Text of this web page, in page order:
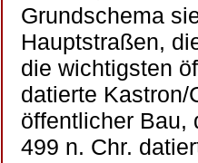
Grundschema
Hauptstraßen,
die wichtigsten
datierte
öffentlicher Bau,
499 n. Chr.